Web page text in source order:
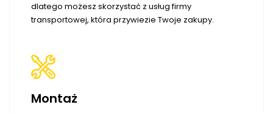
dlatego możesz skorzystać z usług firmy
transportowej, która przywiezie Twoje zakupy.
Montaż